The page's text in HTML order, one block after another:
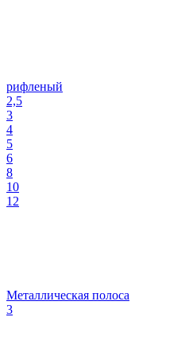
рифленый
2,5
3
4
5
6
8
10
12
Металлическая полоса
3